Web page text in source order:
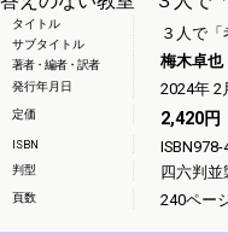
タイトル
サブタイトル
３人で
著者・編者・訳者 梅木卓也
発行年月日 2024年 2
定価 2,420円
ISBN
判型 四六判並
頁数 240ペー